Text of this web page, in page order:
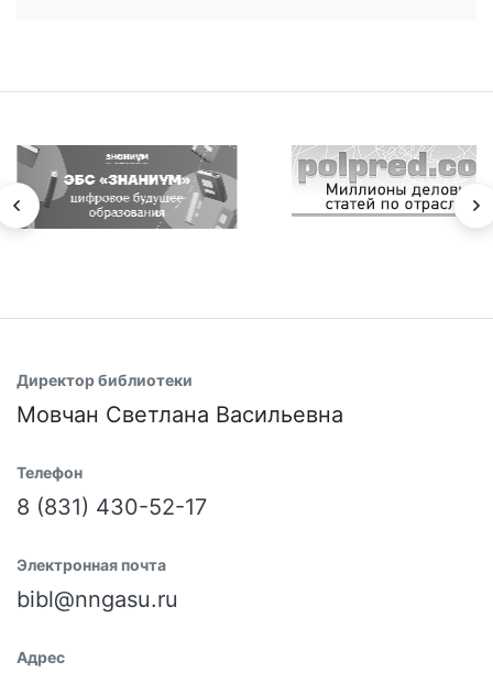
Директор библиотеки
Мовчан Светлана Васильевна
Телефон
8 (831) 430-52-17
Электронная почта
bibl@nngasu.ru
Адрес